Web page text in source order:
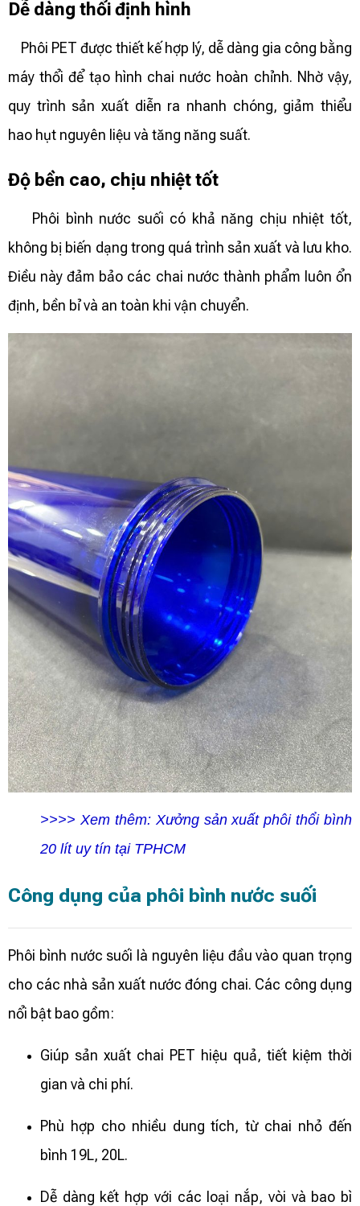
Dễ dàng thổi định hình
Phôi PET được thiết kế hợp lý, dễ dàng gia công bằng
máy thổi để tạo hình chai nước hoàn chỉnh. Nhờ vậy,
quy trình sản xuất diễn ra nhanh chóng, giảm thiểu
hao hụt nguyên liệu và tăng năng suất.
Độ bền cao, chịu nhiệt tốt
Phôi bình nước suối có khả năng chịu nhiệt tốt,
không bị biến dạng trong quá trình sản xuất và lưu kho.
Điều này đảm bảo các chai nước thành phẩm luôn ổn
định, bền bỉ và an toàn khi vận chuyển.
>>>> Xem thêm: Xưởng sản xuất phôi thổi bình
20 lít uy tín tại TPHCM
Công dụng của phôi bình nước suối
Phôi bình nước suối là nguyên liệu đầu vào quan trọng
cho các nhà sản xuất nước đóng chai. Các công dụng
nổi bật bao gồm:
Giúp sản xuất chai PET hiệu quả, tiết kiệm thời
gian và chi phí.
Phù hợp cho nhiều dung tích, từ chai nhỏ đến
bình 19L, 20L.
Dễ dàng kết hợp với các loại nắp, vòi và bao bì